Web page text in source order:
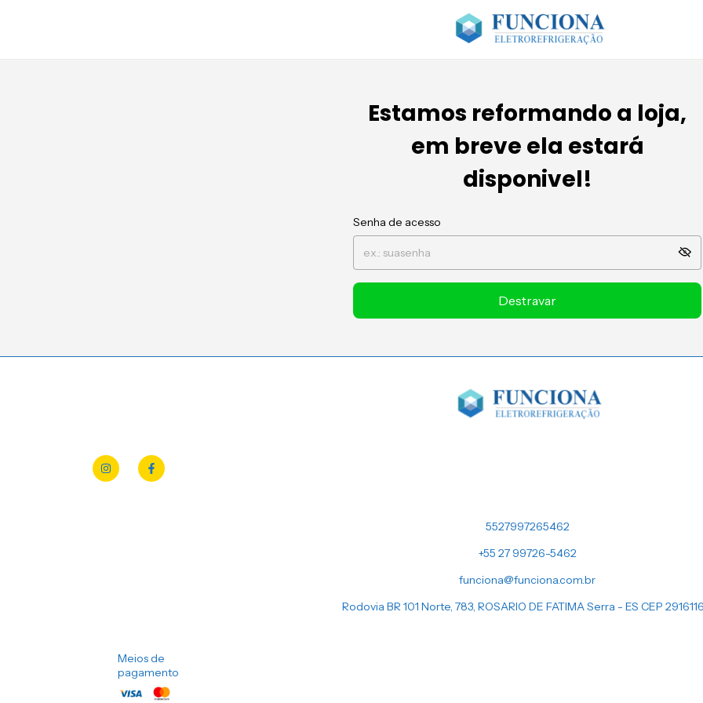
Estamos reformando a loja,
em breve ela estará
disponivel!
Senha de acesso
Destravar
5527997265462
+55 27 99726-5462
funciona@funciona.com.br
Rodovia BR 101 Norte, 783, ROSARIO DE FATIMA Serra - ES CEP
Meios de
pagamento